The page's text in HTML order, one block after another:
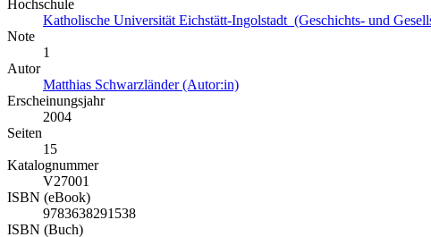
Hochschule
Katholische Universität Eichstätt-Ingolstadt (Geschichts- und
Note
1
Autor
Matthias Schwarzländer (Autor:in)
Erscheinungsjahr
2004
Seiten
15
Katalognummer
V27001
ISBN (eBook)
9783638291538
ISBN (Buch)